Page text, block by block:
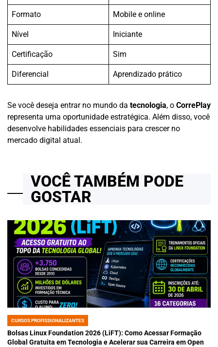
Formato Mobile e online
Nível Iniciante
Certificação Sim
Diferencial Aprendizado prático
Se você deseja entrar no mundo da tecnologia, o CorrePlay
representa uma oportunidade estratégica. Além disso, você
desenvolve habilidades essenciais para crescer no
mercado digital atual.
VOCÊ TAMBÉM PODE
GOSTAR
POSTED
IN
CURSOS PROFISSIONALIZANTES
Bolsas Linux Foundation 2026 (LiFT): Como Acessar Formação
Global Gratuita em Tecnologia e Acelerar sua Carreira em Open